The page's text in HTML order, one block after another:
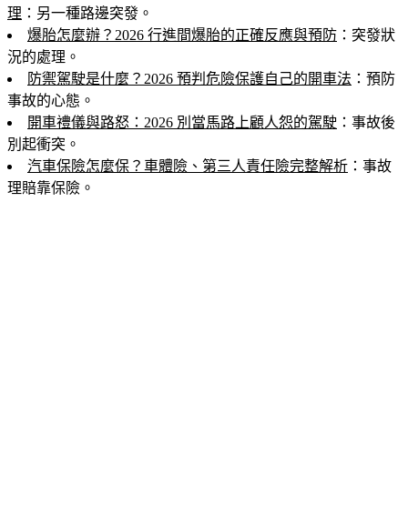
理 ：另一種路邊突發。
爆胎怎麼辦？2026 行進間爆胎的正確反應與預防 ：突發狀
況的處理。
防禦駕駛是什麼？2026 預判危險保護自己的開車法 ：預防
事故的心態。
開車禮儀與路怒：2026 別當馬路上顧人怨的駕駛 ：事故後
別起衝突。
汽車保險怎麼保？車體險、第三人責任險完整解析 ：事故
理賠靠保險。